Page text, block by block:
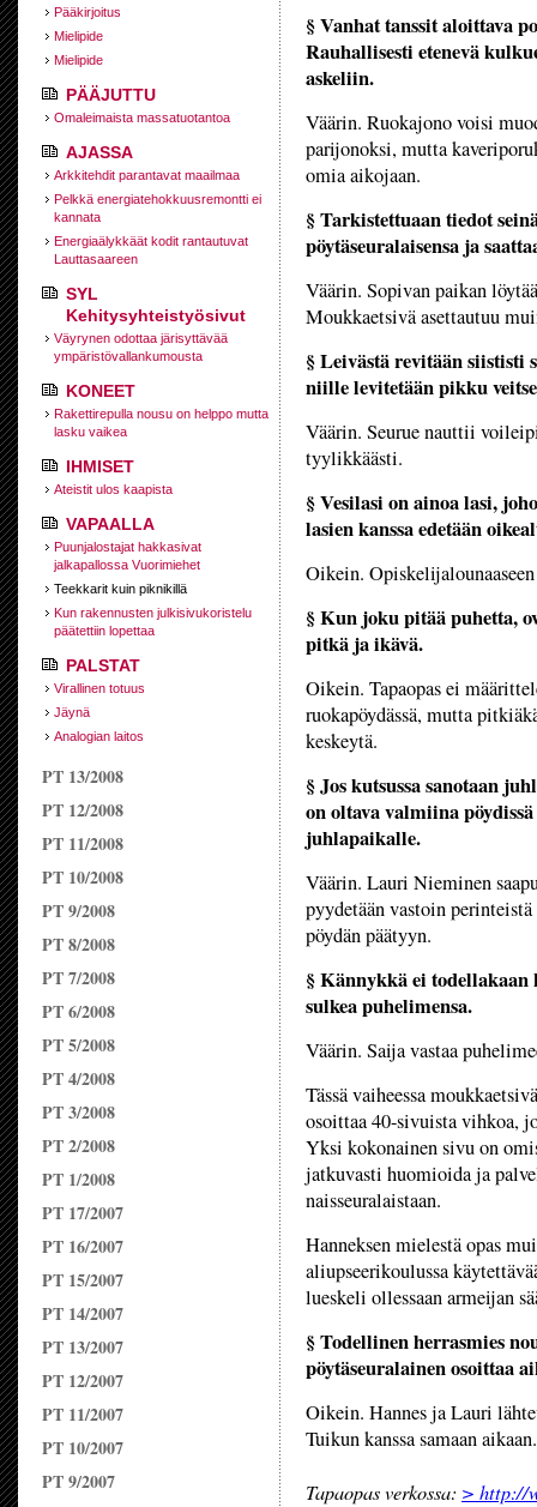
Pääkirjoitus
Mielipide
Mielipide
PÄÄJUTTU
Omaleimaista massatuotantoa
AJASSA
Arkkitehdit parantavat maailmaa
Pelkkä energiatehokkuusremontti ei
kannata
Energiaälykkäät kodit rantautuvat
Lauttasaareen
SYL
Kehitysyhteistyösivut
Väyrynen odottaa järisyttävää
ympäristövallankumousta
KONEET
Rakettirepulla nousu on helppo mutta
lasku vaikea
IHMISET
Ateistit ulos kaapista
VAPAALLA
Puunjalostajat hakkasivat
jalkapallossa Vuorimiehet
Teekkarit kuin piknikillä
Kun rakennusten julkisivukoristelu
päätettiin lopettaa
PALSTAT
Virallinen totuus
Jäynä
Analogian laitos
PT 13/2008
PT 12/2008
PT 11/2008
PT 10/2008
PT 9/2008
PT 8/2008
PT 7/2008
PT 6/2008
PT 5/2008
PT 4/2008
PT 3/2008
PT 2/2008
PT 1/2008
PT 17/2007
PT 16/2007
PT 15/2007
PT 14/2007
PT 13/2007
PT 12/2007
PT 11/2007
PT 10/2007
PT 9/2007
§ Vanhat tanssit aloittava
Rauhallisesti etenevä
askeliin.
Väärin. Ruokajono voisi
parijonoksi, mutta
omia aikojaan.
§ Tarkistettuaan tiedot
pöytäseuralaisensa ja
Väärin. Sopivan paikan
Moukkaetsivä asettautuu
§ Leivästä revitään siististi
niille levitetään pikku
Väärin. Seurue nauttii
tyylikkäästi.
§ Vesilasi on ainoa lasi,
lasien kanssa edetään
Oikein.
§ Kun joku pitää puhetta,
pitkä ja ikävä.
Oikein. Tapaopas ei
ruokapöydässä, mutta
keskeytä.
§ Jos kutsussa sanotaan
on oltava valmiina
juhlapaikalle.
Väärin. Lauri Nieminen
pyydetään vastoin
pöydän päätyyn.
§ Kännykkä ei
sulkea puhelimensa.
Väärin. Saija vastaa
Tässä vaiheessa
osoittaa 40-sivuista vihkoa,
Yksi kokonainen sivu on
jatkuvasti huomioida ja
naisseuralaistaan.
Hanneksen mielestä opas
aliupseerikoulussa
lueskeli ollessaan armeijan
§ Todellinen herrasmies
pöytäseuralainen osoittaa
Oikein. Hannes ja Lauri
Tuikun kanssa samaan aikaan.
Tapaopas verkossa: > http://